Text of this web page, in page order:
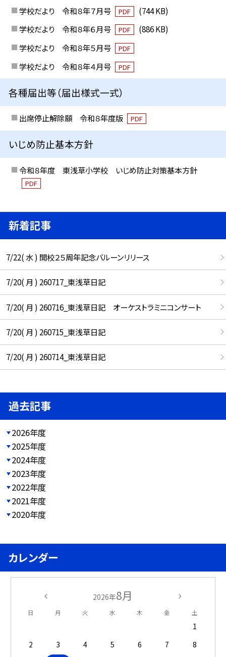
学校だより 令和８年７月号 PDF
(744 KB)
学校だより 令和８年６月号
PDF
(886 KB)
学校だより 令和８年５月号
PDF
学校だより 令和８年４月号 PDF
各種届出等（届出様式一式）
出席停止解除願 令和８年度版 PDF
いじめ防止基本方針
令和８年度 東浅草小学校 いじめ防止対策基本方針
PDF
新着記事
7/22( 水 ) 開校２５周年記念バルーンリリース
7/20( 月 ) 260717_東浅草日記
7/20( 月 ) 260716_東浅草日記 オーケストラミニコンサート
7/20( 月 ) 260715_東浅草日記
7/20( 月 ) 260714_東浅草日記
過去記事
2026年度
2025年度
2024年度
2023年度
2022年度
2021年度
2020年度
カレンダー
2026年8月
日 月 火 水 木 金 土
1
2
3 4 5 6 7
8